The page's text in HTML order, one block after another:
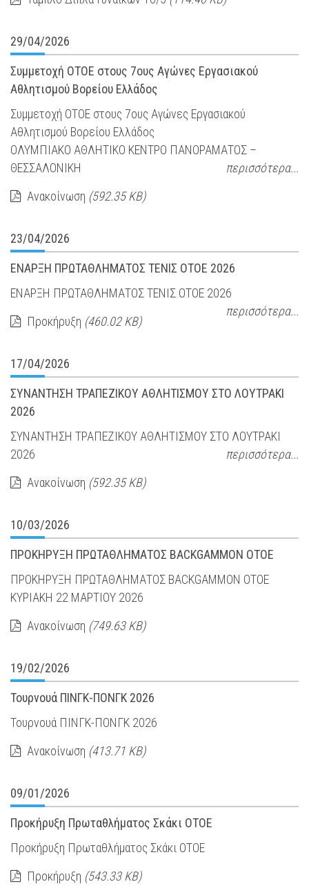
29/04/2026
Συμμετοχή ΟΤΟΕ στους 7ους Αγώνες Εργασιακού
Αθλητισμού Βορείου Ελλάδος
Συμμετοχή ΟΤΟΕ στους 7ους Αγώνες Εργασιακού
Αθλητισμού Βορείου Ελλάδος
ΟΛΥΜΠΙΑΚΟ ΑΘΛΗΤΙΚΟ ΚΕΝΤΡΟ ΠΑΝΟΡΑΜΑΤΟΣ –
ΘΕΣΣΑΛΟΝΙΚΗ
περισσότερα...
Ανακοίνωση (592.35 KB)
23/04/2026
ΕΝΑΡΞΗ ΠΡΩΤΑΘΛΗΜΑΤΟΣ ΤΕΝΙΣ OTOE 2026
ΕΝΑΡΞΗ ΠΡΩΤΑΘΛΗΜΑΤΟΣ ΤΕΝΙΣ OTOE 2026
περισσότερα...
Προκήρυξη (460.02 KB)
17/04/2026
ΣΥΝΑΝΤΗΣΗ ΤΡΑΠΕΖΙΚΟΥ ΑΘΛΗΤΙΣΜΟΥ ΣΤΟ ΛΟΥΤΡΑΚΙ
2026
ΣΥΝΑΝΤΗΣΗ ΤΡΑΠΕΖΙΚΟΥ ΑΘΛΗΤΙΣΜΟΥ ΣΤΟ ΛΟΥΤΡΑΚΙ
2026
περισσότερα...
Ανακοίνωση (592.35 KB)
10/03/2026
ΠΡΟΚΗΡΥΞΗ ΠΡΩΤΑΘΛΗΜΑΤΟΣ BACKGAMMON ΟΤΟΕ
ΠΡΟΚΗΡΥΞΗ ΠΡΩΤΑΘΛΗΜΑΤΟΣ BACKGAMMON ΟΤΟΕ
ΚΥΡΙΑΚΗ 22 ΜΑΡΤΙΟΥ 2026
Ανακοίνωση (749.63 KB)
19/02/2026
Τουρνουά ΠΙΝΓΚ-ΠΟΝΓΚ 2026
Τουρνουά ΠΙΝΓΚ-ΠΟΝΓΚ 2026
Ανακοίνωση (413.71 KB)
09/01/2026
Προκήρυξη Πρωταθλήματος Σκάκι ΟΤΟΕ
Προκήρυξη Πρωταθλήματος Σκάκι ΟΤΟΕ
Προκήρυξη (543.33 KB)